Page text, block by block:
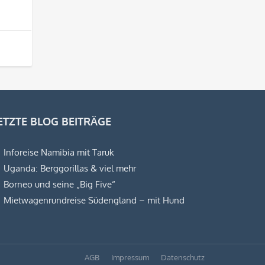
BLOG BEITRÄGE
Inforeise Namibia mit Taruk
Uganda: Berggorillas & viel mehr
Borneo und seine „Big Five“
Mietwagenrundreise Südengland – mit Hund
AGB Impressum Datenschutz